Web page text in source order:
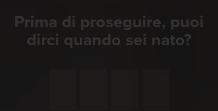
Prima di proseguire, puoi
dirci quando sei nato?